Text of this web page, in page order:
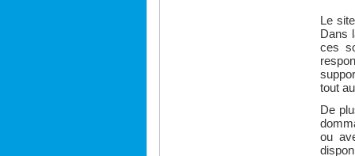
Le
Dans
ces
tout
De
ou